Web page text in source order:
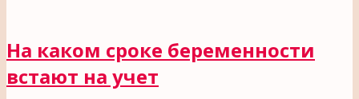
На каком сроке беременности
встают на учет